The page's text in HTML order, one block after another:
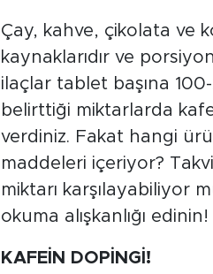
Çay, kahve, çikolata ve
kaynaklarıdır ve
ilaçlar tablet başına
belirttiği miktarlarda
verdiniz. Fakat hangi
maddeleri içeriyor?
miktarı karşılayabiliyor
okuma alışkanlığı edinin!
KAFEİN DOPİNGİ!